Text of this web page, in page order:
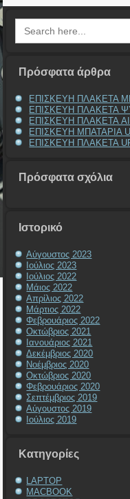
Search
for:
Πρόσφατα άρθρα
ΕΠΙΣΚΕΥΗ ΠΛΑΚΕΤΑ
ΕΠΙΣΚΕΥΗ ΠΛΑΚΕΤΑ
ΕΠΙΣΚΕΥΗ ΠΛΑΚΕΤΑ
ΕΠΙΣΚΕΥΗ ΜΠΑΤΑΡΙΑ
ΕΠΙΣΚΕΥΗ ΠΛΑΚΕΤΑ
Πρόσφατα σχόλια
Ιστορικό
Αύγουστος 2023
Ιούλιος 2023
Ιούλιος 2022
Μάιος 2022
Απρίλιος 2022
Μάρτιος 2022
Φεβρουάριος 2022
Οκτώβριος 2021
Ιανουάριος 2021
Δεκέμβριος 2020
Νοέμβριος 2020
Οκτώβριος 2020
Φεβρουάριος 2020
Σεπτέμβριος 2019
Αύγουστος 2019
Ιούλιος 2019
Kατηγορίες
LAPTOP
MACBOOK